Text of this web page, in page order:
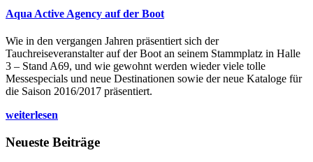
Aqua Active Agency auf der Boot
Wie in den vergangen Jahren präsentiert sich der
Tauchreiseveranstalter auf der Boot an seinem Stammplatz in Halle
3 – Stand A69, und wie gewohnt werden wieder viele tolle
Messespecials und neue Destinationen sowie der neue Kataloge für
die Saison 2016/2017 präsentiert.
weiterlesen
Neueste Beiträge